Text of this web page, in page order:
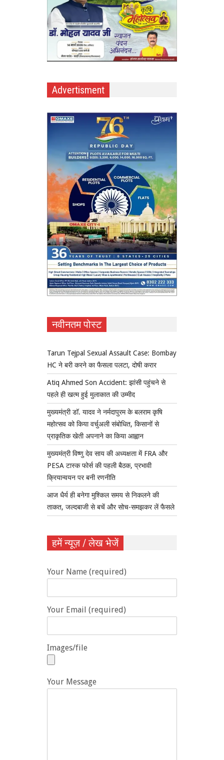
Advertisment
नवीनतम पोस्ट
Tarun Tejpal Sexual Assault Case: Bombay
HC ने बरी करने का फैसला पलटा, दोषी करार
Atiq Ahmed Son Accident: झांसी पहुंचने से
पहले ही खत्म हुई मुलाकात की उम्मीद
मुख्यमंत्री डॉ. यादव ने नर्मदापुरम के बलराम कृषि
महोत्सव को किया वर्चुअली संबोधित, किसानों से
प्राकृतिक खेती अपनाने का किया आह्वान
मुख्यमंत्री विष्णु देव साय की अध्यक्षता में FRA और
PESA टास्क फोर्स की पहली बैठक, प्रभावी
क्रियान्वयन पर बनी रणनीति
आज धैर्य ही बनेगा मुश्किल समय से निकलने की
ताकत, जल्दबाजी से बचें और सोच-समझकर लें फैसले
हमें न्यूज़ / लेख भेजें
Your Name (required)
Your Email (required)
Images/file
Your Message